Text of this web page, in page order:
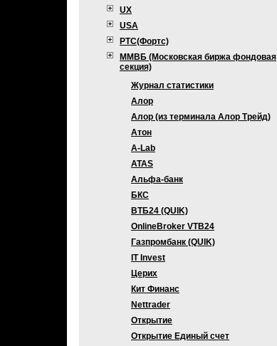
UX
USA
РТС(Фортс)
ММВБ (Московская биржа фондовая
секция)
Журнал статистики
Алор
Алор (из терминала Алор Трейд)
Атон
A-Lab
ATAS
Альфа-банк
БКС
ВТБ24 (QUIK)
OnlineBroker VTB24
Газпромбанк (QUIK)
IT Invest
Церих
Кит Финанс
Nettrader
Открытие
Открытие Единый счет